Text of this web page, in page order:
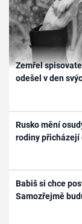
Zemřel
odešel v den
Rusko mění
rodiny přicházejí
Babiš si chce
Samozřejmě